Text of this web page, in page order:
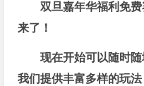
双旦嘉年华福利免
来了！
现在开始可以随时
我们提供丰富多样的玩